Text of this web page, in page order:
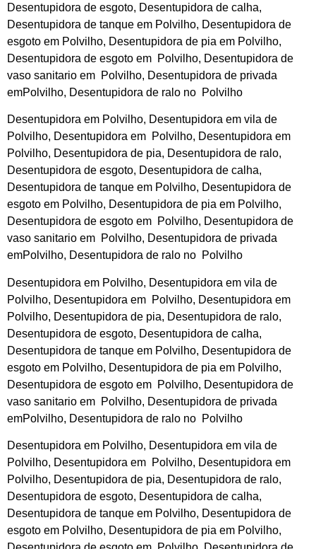
Desentupidora de esgoto, Desentupidora de calha,
Desentupidora de tanque em Polvilho, Desentupidora de
esgoto em Polvilho, Desentupidora de pia em Polvilho,
Desentupidora de esgoto em Polvilho, Desentupidora de
vaso sanitario em Polvilho, Desentupidora de privada
emPolvilho, Desentupidora de ralo no Polvilho
Desentupidora em Polvilho, Desentupidora em vila de
Polvilho, Desentupidora em Polvilho, Desentupidora em
Polvilho, Desentupidora de pia, Desentupidora de ralo,
Desentupidora de esgoto, Desentupidora de calha,
Desentupidora de tanque em Polvilho, Desentupidora de
esgoto em Polvilho, Desentupidora de pia em Polvilho,
Desentupidora de esgoto em Polvilho, Desentupidora de
vaso sanitario em Polvilho, Desentupidora de privada
emPolvilho, Desentupidora de ralo no Polvilho
Desentupidora em Polvilho, Desentupidora em vila de
Polvilho, Desentupidora em Polvilho, Desentupidora em
Polvilho, Desentupidora de pia, Desentupidora de ralo,
Desentupidora de esgoto, Desentupidora de calha,
Desentupidora de tanque em Polvilho, Desentupidora de
esgoto em Polvilho, Desentupidora de pia em Polvilho,
Desentupidora de esgoto em Polvilho, Desentupidora de
vaso sanitario em Polvilho, Desentupidora de privada
emPolvilho, Desentupidora de ralo no Polvilho
Desentupidora em Polvilho, Desentupidora em vila de
Polvilho, Desentupidora em Polvilho, Desentupidora em
Polvilho, Desentupidora de pia, Desentupidora de ralo,
Desentupidora de esgoto, Desentupidora de calha,
Desentupidora de tanque em Polvilho, Desentupidora de
esgoto em Polvilho, Desentupidora de pia em Polvilho,